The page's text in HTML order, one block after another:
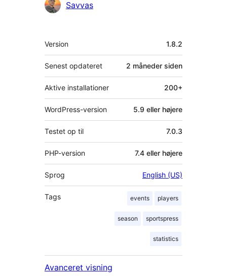
Bidragsydere
Savvas
Meta
Version 1.8.2
Senest opdateret 2 måneder siden
Aktive installationer 200+
WordPress-version 5.9 eller højere
Testet op til 7.0.3
PHP-version 7.4 eller højere
Sprog English (US)
Tags events players
season sportspress
statistics
Avanceret visning